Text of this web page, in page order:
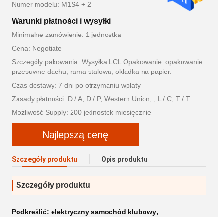
Numer modelu: M1S4 + 2
Warunki płatności i wysyłki
Minimalne zamówienie: 1 jednostka
Cena: Negotiate
Szczegóły pakowania: Wysyłka LCL Opakowanie: opakowanie
przesuwne dachu, rama stalowa, okładka na papier.
Czas dostawy: 7 dni po otrzymaniu wpłaty
Zasady płatności: D / A, D / P, Western Union, , L / C, T / T
Możliwość Supply: 200 jednostek miesięcznie
Najlepszą cenę
Szczegóły produktu Opis produktu
Szczegóły produktu
Podkreślić: elektryczny samochód klubowy,